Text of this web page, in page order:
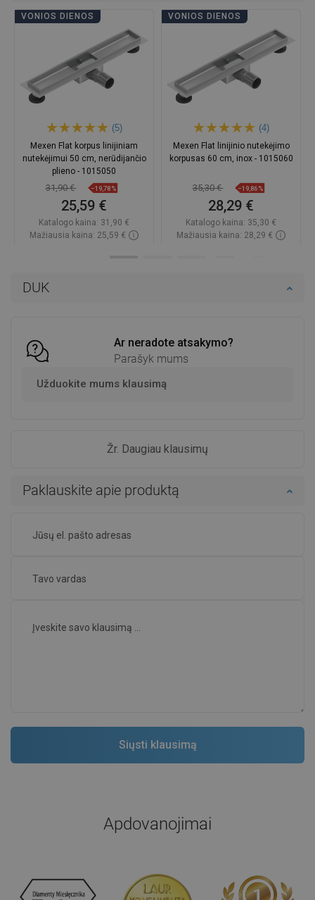
DUK
Ar neradote atsakymo?
Parašyk mums
Užduokite mums klausimą
Žr. Daugiau klausimų
Paklauskite apie produktą
VONIOS DIENOS
(5)
Mexen Flat korpus linijiniam
nutekėjimui 50 cm, nerūdijančio
plieno - 1015050
31,90 € −19,78%
25,59 €
Katalogo kaina: 31,90 €
Mažiausia kaina: 25,59 €
VONIOS DIENOS
(4)
Mexen Flat linijinio nutekėjimo
korpusas 60 cm, inox - 1015060
35,30 € −19,86%
28,29 €
Katalogo kaina: 35,30 €
Mažiausia kaina: 28,29 €
Apdovanojimai